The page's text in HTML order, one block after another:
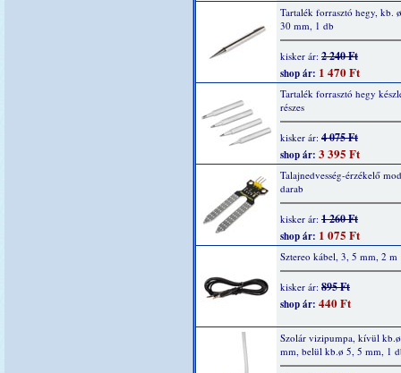
Tartalék forrasztó hegy, kb.
30 mm, 1 db
kisker ár: 2 240 Ft
shop ár: 1 470 Ft
Tartalék forrasztó hegy
részes
kisker ár: 4 075 Ft
shop ár: 3 395 Ft
Talajnedvesség-érzékelő
darab
kisker ár: 1 260 Ft
shop ár: 1 075 Ft
Sztereo kábel, 3, 5 mm, 2 m
kisker ár: 895 Ft
shop ár: 440 Ft
Szolár vizipumpa, kívül
mm, belül kb.ø 5, 5 mm, 1